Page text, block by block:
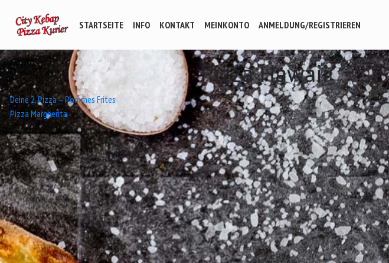
STARTSEITE INFO KONTAKT MEINKONTO ANMELDUNG/REGISTRIEREN
Pizza Hawaii
Beitrags-
Navigation
Deine 2. Pizza – Pommes Frites
Pizza Margherita